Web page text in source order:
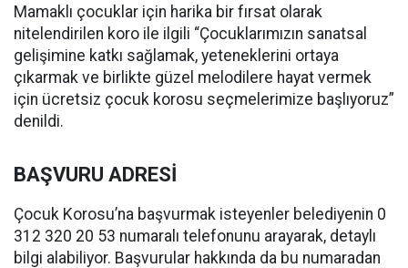
Mamaklı çocuklar için harika bir fırsat olarak
nitelendirilen koro ile ilgili “Çocuklarımızın sanatsal
gelişimine katkı sağlamak, yeteneklerini ortaya
çıkarmak ve birlikte güzel melodilere hayat vermek
için ücretsiz çocuk korosu seçmelerimize başlıyoruz”
denildi.
BAŞVURU ADRESİ
Çocuk Korosu’na başvurmak isteyenler belediyenin 0
312 320 20 53 numaralı telefonunu arayarak, detaylı
bilgi alabiliyor. Başvurular hakkında da bu numaradan